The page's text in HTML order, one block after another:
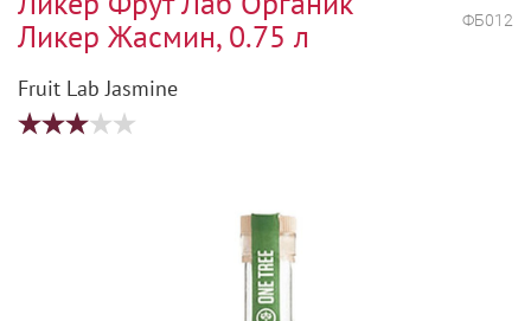
Наша команда
关于我们
Пиво и слабоалк. напитки
Ликер
Ликер Жасмин, 0.75 л
ФБ012
Fruit Lab Jasmine